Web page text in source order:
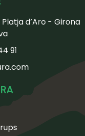
d’Aro - Girona
91